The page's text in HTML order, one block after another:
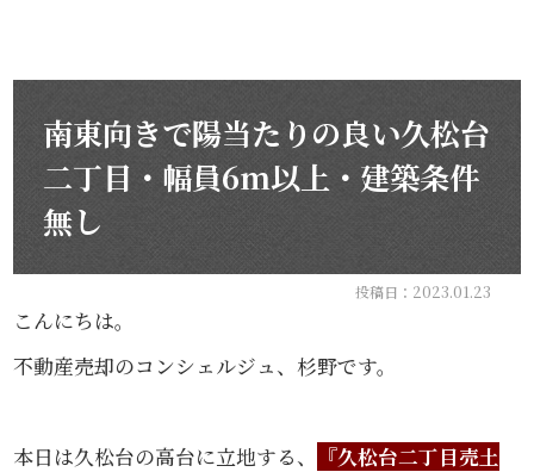
南東向きで陽当たりの良い久松台
二丁目・幅員6m以上・建築条件
無し
投稿日：2023.01.23
こんにちは。
不動産売却のコンシェルジュ、杉野です。
本日は久松台の高台に立地する、
『久松台二丁目売土